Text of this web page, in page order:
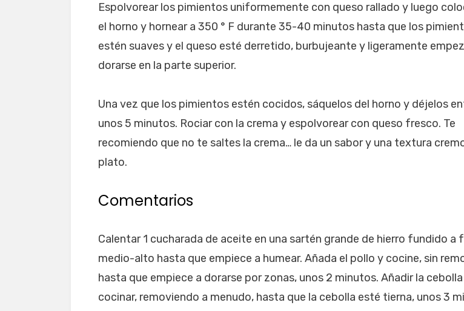
Espolvorear los pimientos uniformemente con queso rallado y luego
el horno y hornear a 350 ° F durante 35-40 minutos hasta que los
estén suaves y el queso esté derretido, burbujeante y ligeramente
dorarse en la parte superior.
Una vez que los pimientos estén cocidos, sáquelos del horno y déjelos
unos 5 minutos. Rociar con la crema y espolvorear con queso fresco. Te
recomiendo que no te saltes la crema… le da un sabor y una textura
plato.
Comentarios
Calentar 1 cucharada de aceite en una sartén grande de hierro fundido a
medio-alto hasta que empiece a humear. Añada el pollo y cocine, sin
hasta que empiece a dorarse por zonas, unos 2 minutos. Añadir la
cocinar, removiendo a menudo, hasta que la cebolla esté tierna, unos 3